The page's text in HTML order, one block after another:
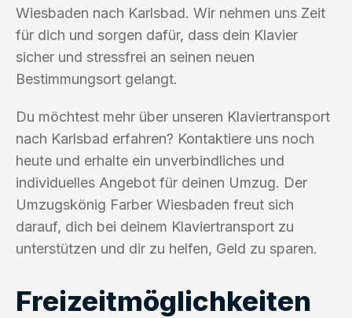
Wiesbaden nach Karlsbad. Wir nehmen uns Zeit
für dich und sorgen dafür, dass dein Klavier
sicher und stressfrei an seinen neuen
Bestimmungsort gelangt.
Du möchtest mehr über unseren Klaviertransport
nach Karlsbad erfahren? Kontaktiere uns noch
heute und erhalte ein unverbindliches und
individuelles Angebot für deinen Umzug. Der
Umzugskönig Farber Wiesbaden freut sich
darauf, dich bei deinem Klaviertransport zu
unterstützen und dir zu helfen, Geld zu sparen.
Freizeitmöglichkeiten